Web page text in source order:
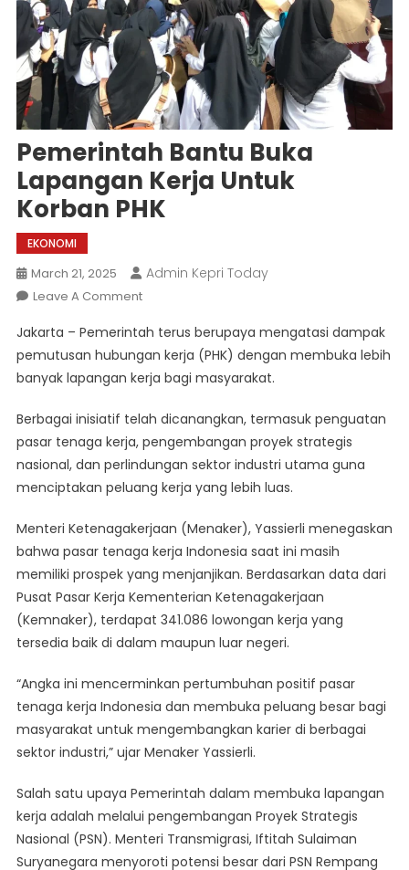
Pemerintah Bantu Buka
Lapangan Kerja Untuk
Korban PHK
EKONOMI
March 21, 2025 Admin Kepri Today
Leave A CommentOn
Bantu
Buka
Lapangan
Untuk
Korban
PHK
Jakarta – Pemerintah terus berupaya mengatasi dampak
pemutusan hubungan kerja (PHK) dengan membuka lebih
banyak lapangan kerja bagi masyarakat.
Berbagai inisiatif telah dicanangkan, termasuk penguatan
pasar tenaga kerja, pengembangan proyek strategis
nasional, dan perlindungan sektor industri utama guna
menciptakan peluang kerja yang lebih luas.
Menteri Ketenagakerjaan (Menaker), Yassierli menegaskan
bahwa pasar tenaga kerja Indonesia saat ini masih
memiliki prospek yang menjanjikan. Berdasarkan data dari
Pusat Pasar Kerja Kementerian Ketenagakerjaan
(Kemnaker), terdapat 341.086 lowongan kerja yang
tersedia baik di dalam maupun luar negeri.
“Angka ini mencerminkan pertumbuhan positif pasar
tenaga kerja Indonesia dan membuka peluang besar bagi
masyarakat untuk mengembangkan karier di berbagai
sektor industri,” ujar Menaker Yassierli.
Salah satu upaya Pemerintah dalam membuka lapangan
kerja adalah melalui pengembangan Proyek Strategis
Nasional (PSN). Menteri Transmigrasi, Iftitah Sulaiman
Suryanegara menyoroti potensi besar dari PSN Rempang